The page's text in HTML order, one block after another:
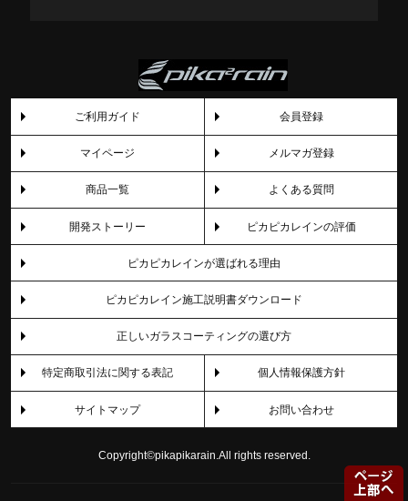
ご利用ガイド 会員登録
マイページ メルマガ登録
商品一覧 よくある質問
開発ストーリー ピカピカレインの評価
ピカピカレインが選ばれる理由
ピカピカレイン施工説明書ダウンロード
正しいガラスコーティングの選び方
特定商取引法に関する表記 個人情報保護方針
サイトマップ お問い合わせ
Copyright©pikapikarain.All rights reserved.